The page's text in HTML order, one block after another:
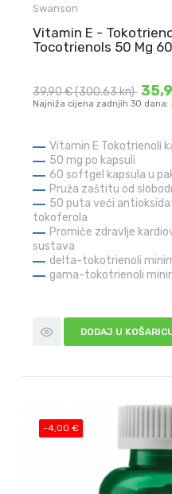
Swanson
Vitamin E -
Tocotrienols 50 Mg
39,90 €(300.63 kn)
Najniža cijena zadnjih 30 dana:
Vitamin E Tokotrienoli
50 mg po kapsuli
60 softgel kapsula u
Pruža zaštitu od
50 puta veći
tokoferola
Promiče zdravlje
sustava
delta-tokotrienoli
gama-tokotrienoli
DODAJ U
-4,00 €